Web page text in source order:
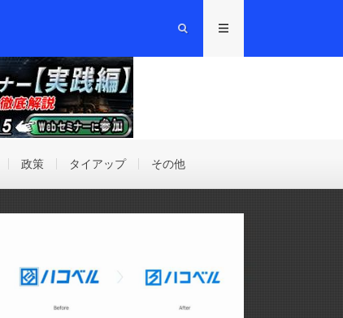
政策 タイアップ その他